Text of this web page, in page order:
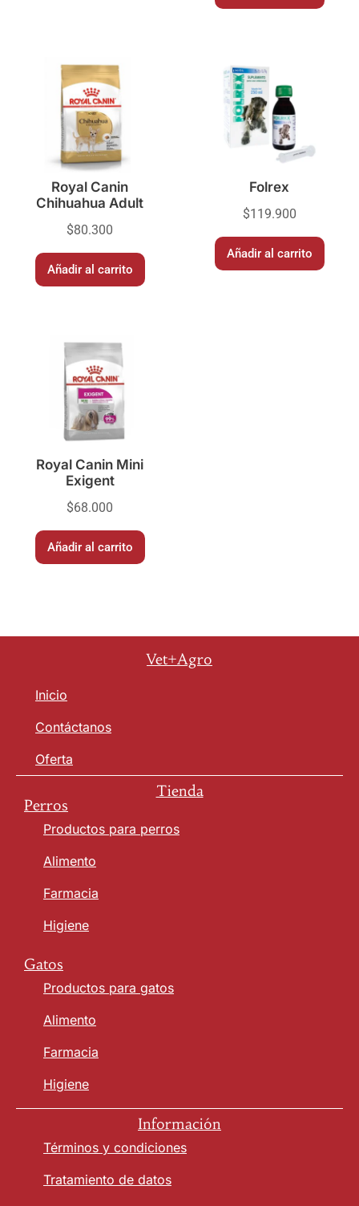
Royal Canin
Chihuahua Adult
$80.300
Añadir al carrito
Folrex
$119.900
Añadir al carrito
Royal Canin Mini
Exigent
$68.000
Añadir al carrito
Vet+Agro
Inicio
Contáctanos
Oferta
Tienda
Perros
Productos para perros
Alimento
Farmacia
Higiene
Gatos
Productos para gatos
Alimento
Farmacia
Higiene
Información
Términos y condiciones
Tratamiento de datos